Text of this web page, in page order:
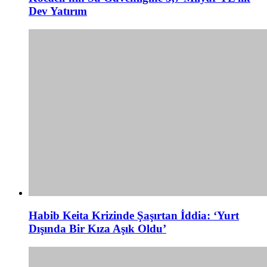
Dev Yatırım
Habib Keita Krizinde Şaşırtan İddia: ‘Yurt
Dışında Bir Kıza Aşık Oldu’